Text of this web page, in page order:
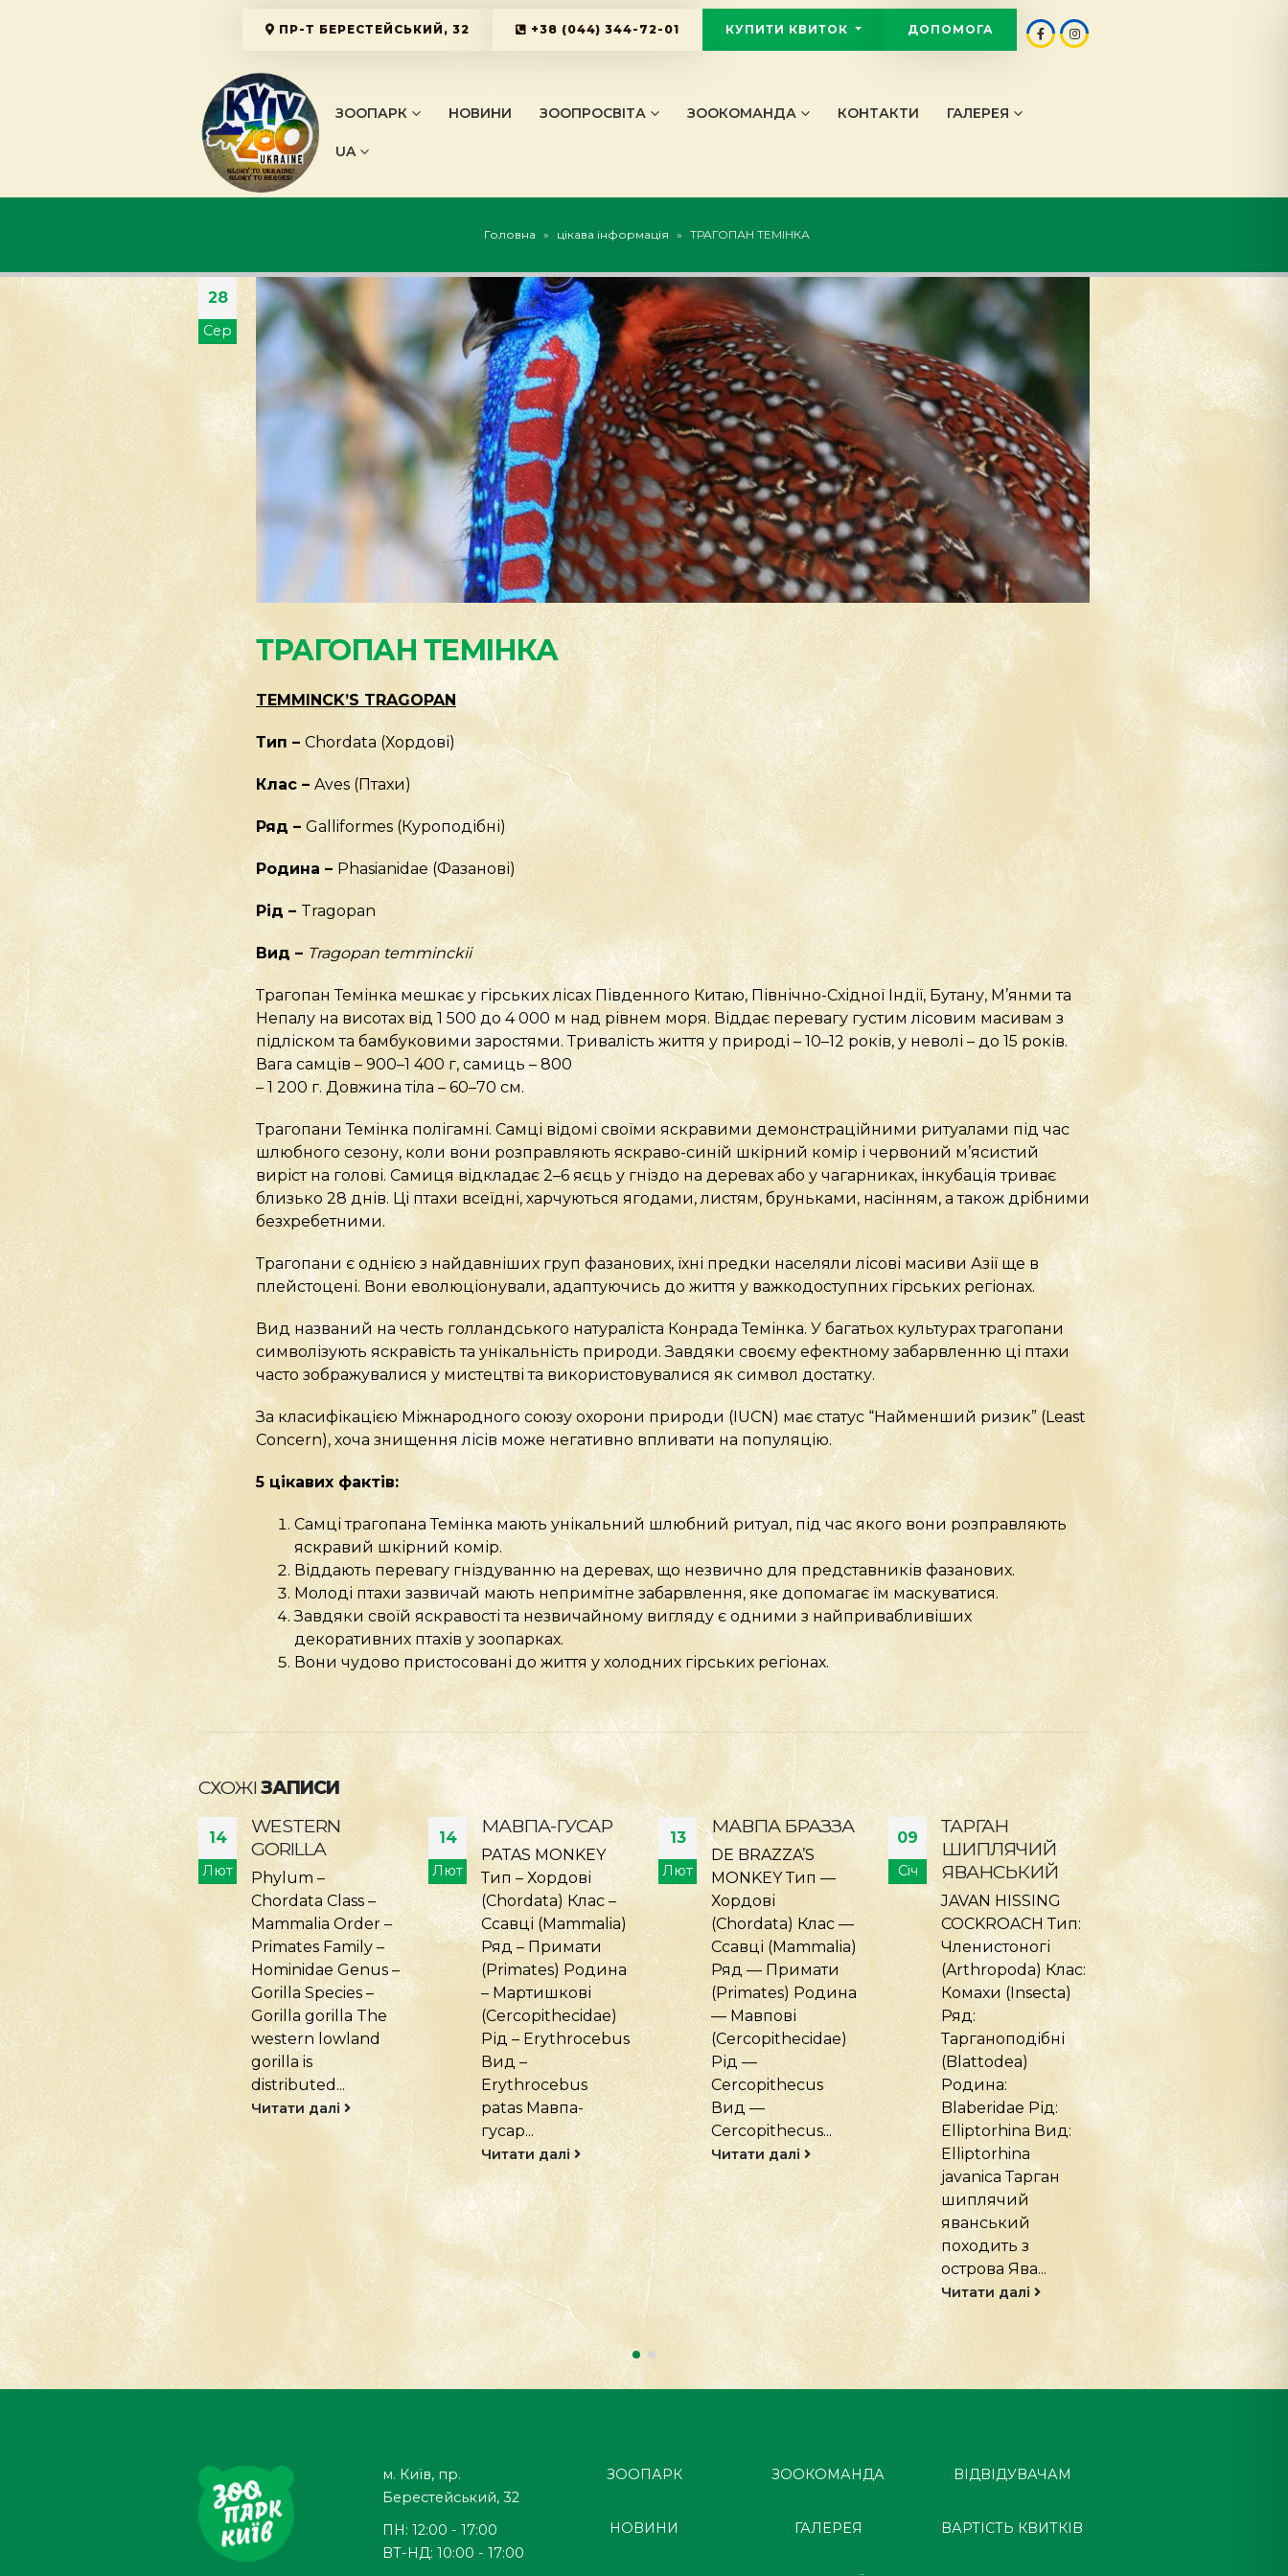
ПР-Т БЕРЕСТЕЙСЬКИЙ, 32 +38 (044) 344-72-01 КУПИТИ КВИТОК ДОПОМОГА
ЗООПАРК НОВИНИ ЗООПРОСВІТА ЗООКОМАНДА КОНТАКТИ ГАЛЕРЕЯ
UA
Головна » цікава інформація » ТРАГОПАН ТЕМІНКА
28
Сер
ТРАГОПАН ТЕМІНКА
TEMMINCK’S TRAGOPAN
Тип – Chordata (Хордові)
Клас – Aves (Птахи)
Ряд – Galliformes (Куроподібні)
Родина – Phasianidae (Фазанові)
Рід – Tragopan
Вид – Tragopan temminckii
Трагопан Темінка мешкає у гірських лісах Південного Китаю, Північно-Східної Індії, Бутану, М’янми та
Непалу на висотах від 1 500 до 4 000 м над рівнем моря. Віддає перевагу густим лісовим масивам з
підліском та бамбуковими заростями. Тривалість життя у природі – 10–12 років, у неволі – до 15 років.
Вага самців – 900–1 400 г, самиць – 800
– 1 200 г. Довжина тіла – 60–70 см.
Трагопани Темінка полігамні. Самці відомі своїми яскравими демонстраційними ритуалами під час
шлюбного сезону, коли вони розправляють яскраво-синій шкірний комір і червоний м’ясистий
виріст на голові. Самиця відкладає 2–6 яєць у гніздо на деревах або у чагарниках, інкубація триває
близько 28 днів. Ці птахи всеїдні, харчуються ягодами, листям, бруньками, насінням, а також дрібними
безхребетними.
Трагопани є однією з найдавніших груп фазанових, їхні предки населяли лісові масиви Азії ще в
плейстоцені. Вони еволюціонували, адаптуючись до життя у важкодоступних гірських регіонах.
Вид названий на честь голландського натураліста Конрада Темінка. У багатьох культурах трагопани
символізують яскравість та унікальність природи. Завдяки своєму ефектному забарвленню ці птахи
часто зображувалися у мистецтві та використовувалися як символ достатку.
За класифікацією Міжнародного союзу охорони природи (IUCN) має статус “Найменший ризик” (Least
Concern), хоча знищення лісів може негативно впливати на популяцію.
5 цікавих фактів:
Самці трагопана Темінка мають унікальний шлюбний ритуал, під час якого вони розправляють
яскравий шкірний комір.
Віддають перевагу гніздуванню на деревах, що незвично для представників фазанових.
Молоді птахи зазвичай мають непримітне забарвлення, яке допомагає їм маскуватися.
Завдяки своїй яскравості та незвичайному вигляду є одними з найпривабливіших
декоративних птахів у зоопарках.
Вони чудово пристосовані до життя у холодних гірських регіонах.
СХОЖІЗАПИСИ
WESTERN
Primates Family –
Gorilla gorilla The
western lowland
gorilla is
14
Лют
МАВПА-ГУСАР
PATAS MONKEY
Тип – Хордові
(Chordata) Клас –
Ссавці (Mammalia)
Ряд – Примати
(Primates) Родина
– Мартишкові
(Cercopithecidae)
Рід – Erythrocebus
Вид –
Erythrocebus
patas Мавпа-
Читати далі
13
Лют
МАВПА БРАЗЗА
DE BRAZZA’S
MONKEY Тип —
Хордові
(Chordata) Клас —
Ссавці (Mammalia)
Ряд — Примати
(Primates) Родина
— Мавпові
(Cercopithecidae)
Рід —
Cercopithecus
Вид —
Cercopithecus...
Читати далі
09
Січ
ТАРГАН
ШИПЛЯЧИЙ
ЯВАНСЬКИЙ
JAVAN HISSING
COCKROACH Тип:
Членистоногі
(Arthropoda) Клас:
Комахи (Insecta)
Ряд:
Тарганоподібні
(Blattodea)
Родина:
Blaberidae Рід:
Elliptorhina Вид:
Elliptorhina
javanica Тарган
шиплячий
яванський
походить з
острова Ява...
Читати далі
09
Січ
ТАРГАН
ШИПЛЯЧИЙ
ТИГРОВИЙ
TIGER HISSING
COCKROACH Тип –
Членистоногі
(Arthropoda) Клас
– Комахи (Insecta)
Ряд –
Тарганоподібні
(Blattodea)
Родина –
Бластомеріди
(Blaberidae) Рід –
Gromphadorhina
Вид –
Gromphadorhina...
Читати далі
РОЖЕВИЙ
CHILEAN
TARANTULA
Членистоногі
(Arthropoda)
Павукоподібні
Вид:
rosea Павук
чилійський
рожевий
у
Читати далі
м. Київ, пр.
Берестейський, 32
ПН: 12:00 - 17:00
ВТ-НД: 10:00 - 17:00
ЗООПАРК
НОВИНИ
ЗООКОМАНДА
ГАЛЕРЕЯ
ВІДВІДУВАЧАМ
ВАРТІСТЬ КВИТКІВ